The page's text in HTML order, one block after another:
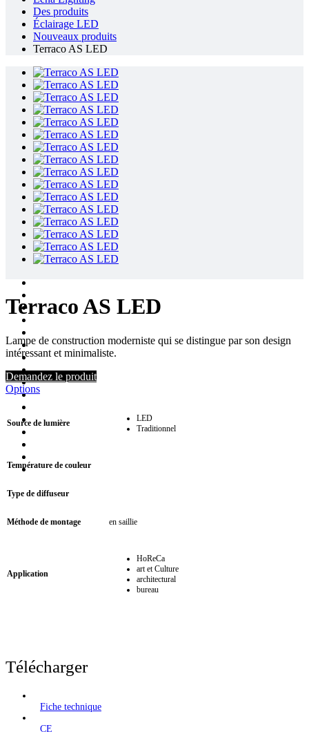
Des produits
Éclairage LED
Nouveaux produits
Terraco AS LED
Terraco AS LED
Lampe de construction moderniste qui se distingue par son design
intéressant et minimaliste.
Demandez le produit
Options
Source de lumière
LED
Traditionnel
Température de couleur
Type de diffuseur
Méthode de montage en saillie
Application
HoReCa
art et Culture
architectural
bureau
Télécharger
Fiche technique
CE